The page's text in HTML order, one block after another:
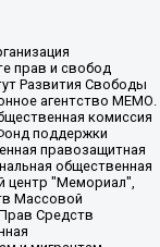
Леонидовна, Семенов Алексей Владимирович, Шаинян Карен Багратович, Шульман Екатерина Михайловна, Асафьев Артур Валерьевич, Вахштайн Виктор Семенович, Венедиктов Алексей Алексеевич, Лушникова Екатерина Евгеньевна, Волков Леонид Михайлович, Невзоров Александр Глебович, Пархоменко Сергей Борисович, Сироткин Ярослав Николаевич, Кара-Мурза Владимир Владимирович, Баранова Наталья Владимировна, Гозман Леонид Яковлевич, Кагарлицкий Борис Юльевич, Климарев Михаил Валерьевич, Милов Владимир Станиславович, Автономная некоммерческая организация Краснодарский центр современного искусства "Типография", Моргенштерн Алишер Тагирович, Соболь Любовь Эдуардовна, Общество с ограниченной ответственностью "ЛИЗА НОРМ", Каспаров Гарри Кимович, Ходорковский Михаил Борисович, Общество с ограниченной ответственностью "Апрельские тезисы", Данилович Ирина Брониславовна, Кашин Олег Владимирович, Петров Николай Владимирович, Пивоваров Алексей Владимирович, Соколов Михаил Владимирович, Цветкова Юлия Владимировна, Чичваркин Евгений Александрович, Комитет против пыток/Команда против пыток, Общество с ограниченной ответственностью "Первый научный", Общество с ограниченной ответственностью "Вертолет и ко", Белоцерковская Вероника Борисовна, Кац Максим Евгеньевич, Лазарева Татьяна Юрьевна, Шаведдинов Руслан Табризович, Яшин Илья Валерьевич, Общество с ограниченной ответственностью "Иноагент ААВ", Алешковский Дмитрий Петрович, Альбац Евгения Марковна, Быков Дмитрий Львович, Галямина Юлия Евгеньевна, Лойко Сергей Леонидович, Мартынов Кирилл Константинович, Медведев Сергей Александрович, Крашенинников Федор Геннадиевич, Гордеева Катерина Вл